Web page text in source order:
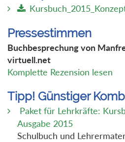
Pressestimmen
Buchbesprechung von
virtuell.net
Komplette Rezension lesen
Tipp! Günstiger
Paket für Lehrkräfte:
Ausgabe 2015
Schulbuch und